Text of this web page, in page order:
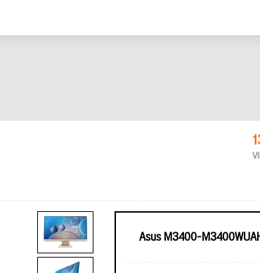
Asus M3400-